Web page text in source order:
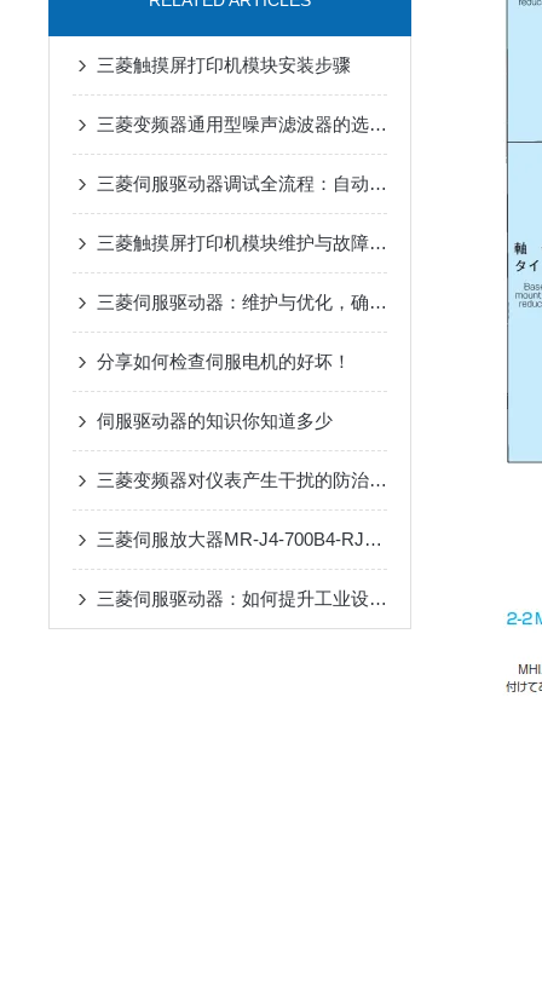
三菱触摸屏打印机模块安装步骤
三菱变频器通用型噪声滤波器的选购与安装要点
三菱伺服驱动器调试全流程：自动增益、共振抑制参数设置详解
三菱触摸屏打印机模块维护与故障排查
三菱伺服驱动器：维护与优化，确保长期稳定运行
分享如何检查伺服电机的好坏！
伺服驱动器的知识你知道多少
三菱变频器对仪表产生干扰的防治措施
三菱伺服放大器MR-J4-700B4-RJ在抗干扰方面有哪些具体优势？
三菱伺服驱动器：如何提升工业设备的精确控制与效率